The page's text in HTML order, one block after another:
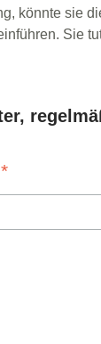
könnte sie
Sie
*